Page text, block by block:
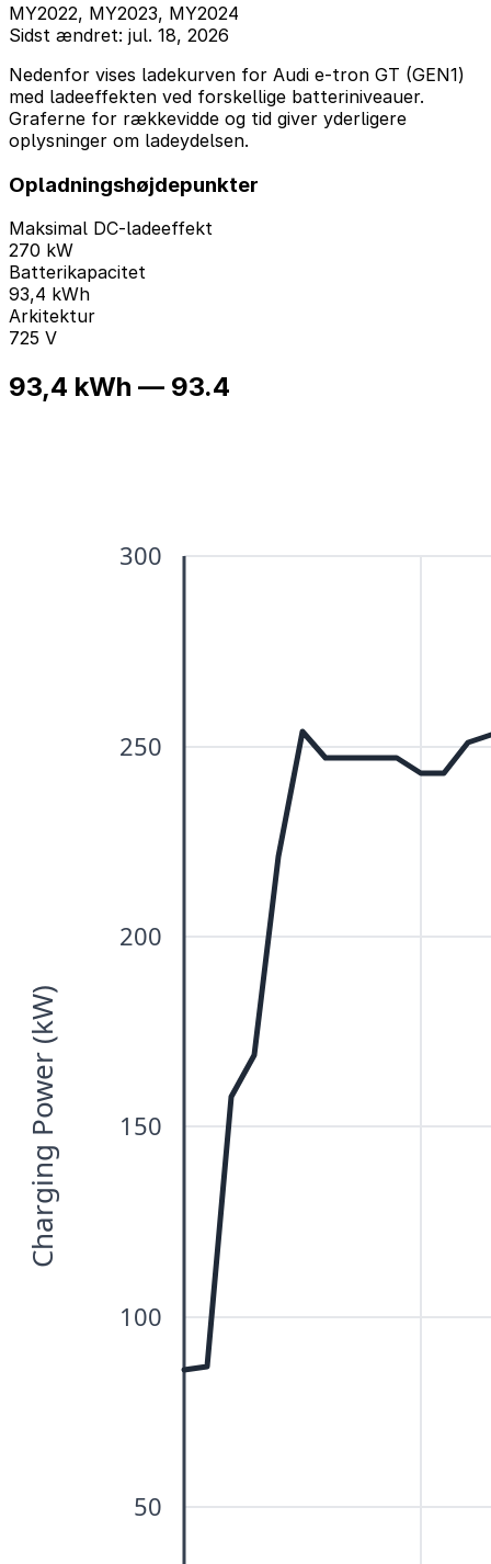
MY2022, MY2023, MY2024
Sidst ændret: jul. 18, 2026
Nedenfor vises ladekurven for Audi e-tron GT (GEN1)
med ladeeffekten ved forskellige batteriniveauer.
Graferne for rækkevidde og tid giver yderligere
oplysninger om ladeydelsen.
Opladningshøjdepunkter
Maksimal DC-ladeeffekt
270 kW
Batterikapacitet
93,4 kWh
Arkitektur
725 V
93,4 kWh — 93.4